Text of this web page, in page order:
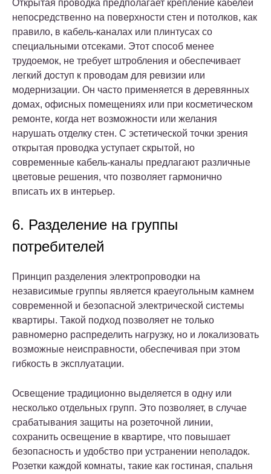
Открытая проводка предполагает крепление кабелей
непосредственно на поверхности стен и потолков, как
правило, в кабель-каналах или плинтусах со
специальными отсеками. Этот способ менее
трудоемок, не требует штробления и обеспечивает
легкий доступ к проводам для ревизии или
модернизации. Он часто применяется в деревянных
домах, офисных помещениях или при косметическом
ремонте, когда нет возможности или желания
нарушать отделку стен. С эстетической точки зрения
открытая проводка уступает скрытой, но
современные кабель-каналы предлагают различные
цветовые решения, что позволяет гармонично
вписать их в интерьер.
6. Разделение на группы
потребителей
Принцип разделения электропроводки на
независимые группы является краеугольным камнем
современной и безопасной электрической системы
квартиры. Такой подход позволяет не только
равномерно распределить нагрузку, но и локализовать
возможные неисправности, обеспечивая при этом
гибкость в эксплуатации.
Освещение традиционно выделяется в одну или
несколько отдельных групп. Это позволяет, в случае
срабатывания защиты на розеточной линии,
сохранить освещение в квартире, что повышает
безопасность и удобство при устранении неполадок.
Розетки каждой комнаты, такие как гостиная, спальня